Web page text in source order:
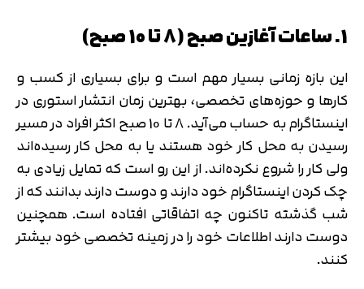
1. ساعات آغازین صبح (8 تا 10 صبح)
این بازه زمانی بسیار مهم است و برای بسیاری از کسب و
کارها و حوزه‌های تخصصی، بهترین زمان انتشار استوری در
اینستاگرام به حساب می‌آید. 8 تا 10 صبح اکثر افراد در مسیر
رسیدن به محل کار خود هستند یا به محل کار رسیده‌اند
ولی کار را شروع نکرده‌اند. از این رو است که تمایل زیادی به
چک کردن اینستاگرام خود دارند و دوست دارند بدانند که از
شب گذشته تاکنون چه اتفاقاتی افتاده است. همچنین
دوست دارند اطلاعات خود را در زمینه تخصصی خود بیشتر
کنند.